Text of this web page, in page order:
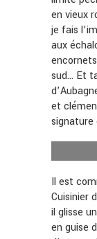
en vieux
je fais
aux
sud… Et
et
signature
Il est
Cuisinier
il glisse
en guise